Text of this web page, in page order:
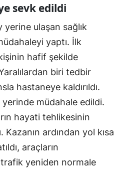
sevk edildi
yerine ulaşan sağlık
yaptı. İlk
hafif şekilde
biri tedbir
hastaneye kaldırıldı.
yerinde müdahale edildi.
hayati tehlikesinin
Kazanın ardından yol kısa
araçların
trafik yeniden normale